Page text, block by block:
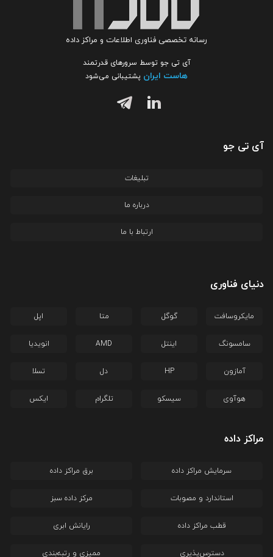
رسانه تخصصی فناوری اطلاعات و مراکز داده
آی تی جو توسط سرورهای قدرتمند
هاست ایران پشتیبانی می‌شود
آی تی جو
تبلیغات
درباره ما
ارتباط با ما
دنیای فناوری
مایکروسافت گوگل متا اپل
سامسونگ اینتل AMD انویدیا
آمازون HP دل تسلا
هوآوی سیسکو تلگرام ایکس
مراکز داده
سرمایش مراکز داده برق مراکز داده
استاندارد و مصوبات مرکز داده سبز
قطب مراکز داده رایانش ابری
دسترس‌پذیری ممیزی و رتبه‌بندی